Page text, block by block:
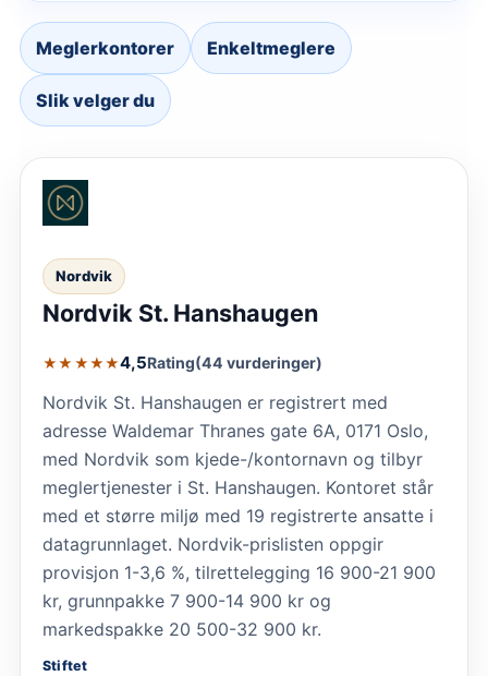
Meglerkontorer Enkeltmeglere
Slik velger du
Nordvik
Nordvik St. Hanshaugen
★★★★★4,5Rating(44 vurderinger)
Nordvik St. Hanshaugen er registrert med
adresse Waldemar Thranes gate 6A, 0171 Oslo,
med Nordvik som kjede-/kontornavn og tilbyr
meglertjenester i St. Hanshaugen. Kontoret står
med et større miljø med 19 registrerte ansatte i
datagrunnlaget. Nordvik-prislisten oppgir
provisjon 1-3,6 %, tilrettelegging 16 900-21 900
kr, grunnpakke 7 900-14 900 kr og
markedspakke 20 500-32 900 kr.
Stiftet